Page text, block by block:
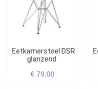
Eetkamerstoel DSR
glanzend
€ 79,00
Eetkamerstoel DSR